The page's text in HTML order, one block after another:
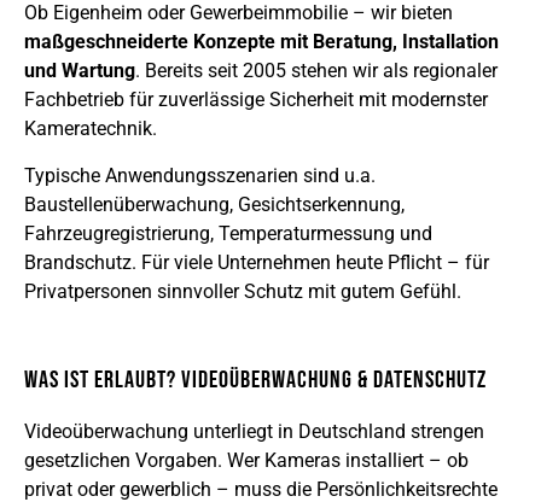
Ob Eigenheim oder Gewerbeimmobilie – wir bieten
maßgeschneiderte Konzepte mit Beratung, Installation
und Wartung. Bereits seit 2005 stehen wir als regionaler
Fachbetrieb für zuverlässige Sicherheit mit modernster
Kameratechnik.
Typische Anwendungsszenarien sind u.a.
Baustellenüberwachung, Gesichtserkennung,
Fahrzeugregistrierung, Temperaturmessung und
Brandschutz. Für viele Unternehmen heute Pflicht – für
Privatpersonen sinnvoller Schutz mit gutem Gefühl.
Was ist erlaubt? Videoüberwachung & Datenschutz
Videoüberwachung unterliegt in Deutschland strengen
gesetzlichen Vorgaben. Wer Kameras installiert – ob
privat oder gewerblich – muss die Persönlichkeitsrechte